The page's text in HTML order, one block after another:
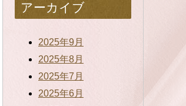
アーカイブ
2025年9月
2025年8月
2025年7月
2025年6月